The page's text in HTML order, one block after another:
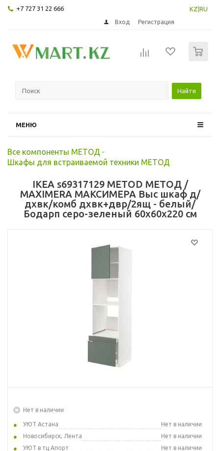
+7 727 31 22 666 KZ RU
Вход Регистрация
Найти
МЕНЮ
Все компоненты МЕТОД -
Шкафы для встраиваемой техники МЕТОД
IKEA s69317129 METOD МЕТОД /
MAXIMERA МАКСИМЕРА Выс шкаф д/
дхвк/комб дхвк+двр/2ящ - белый/
Бодарп серо-зеленый 60x60x220 см
Нет в наличии
УЮТ Астана
Нет в наличии
Новосибирск, Лента
Нет в наличии
УЮТ в тц Апорт
Нет в наличии